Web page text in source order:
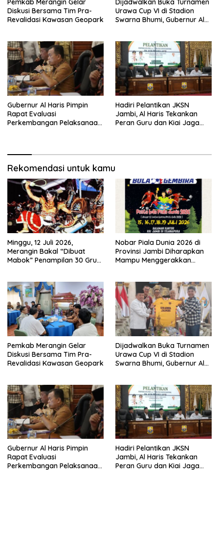
Pemkab Merangin Gelar
Diskusi Bersama Tim Pra-
Revalidasi Kawasan Geopark
Dijadwalkan Buka Turnamen
Urawa Cup VI di Stadion
Swarna Bhumi, Gubernur Al
Gubernur Al Haris Pimpin
Rapat Evaluasi
Perkembangan Pelaksanaan
Hadiri Pelantikan JKSN
Jambi, Al Haris Tekankan
Peran Guru dan Kiai Jaga
Rekomendasi untuk kamu
Minggu, 12 Juli 2026,
Merangin Bakal “Dibuat
Mabok” Penampilan 30 Grup
Nobar Piala Dunia 2026 di
Provinsi Jambi Diharapkan
Mampu Menggerakkan
Pemkab Merangin Gelar
Diskusi Bersama Tim Pra-
Revalidasi Kawasan Geopark
Dijadwalkan Buka Turnamen
Urawa Cup VI di Stadion
Swarna Bhumi, Gubernur Al
Gubernur Al Haris Pimpin
Rapat Evaluasi
Perkembangan Pelaksanaan
Hadiri Pelantikan JKSN
Jambi, Al Haris Tekankan
Peran Guru dan Kiai Jaga